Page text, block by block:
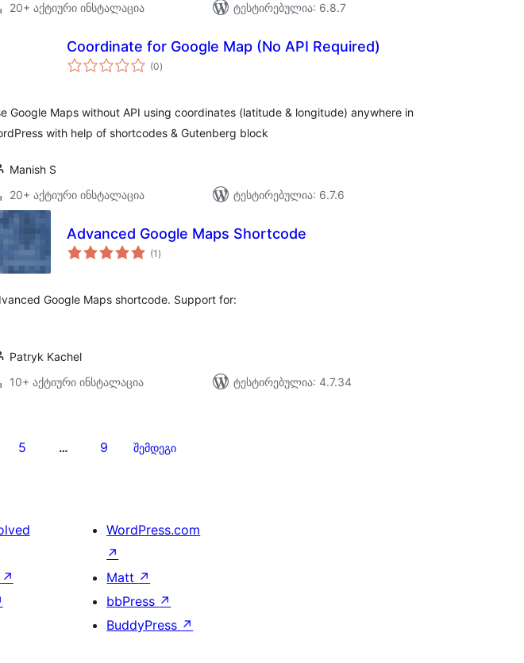
20+ აქტიური ინსტალაცია
ტესტირებულია: 6.8.7
Coordinate for Google Map (No API Required)
(0საერთო
რეიტინგი
)
Google Maps without API using coordinates (latitude & longitude) anywhere in
with help of shortcodes & Gutenberg block
Manish S
20+ აქტიური ინსტალაცია
ტესტირებულია: 6.7.6
Advanced Google Maps Shortcode
(1 საერთო
რეიტინგი
)
Google Maps shortcode. Support for:
Patryk Kachel
10+ აქტიური ინსტალაცია
ტესტირებულია: 4.7.34
5 … 9 შემდეგი
↗
WordPress.com
↗
Matt ↗
bbPress ↗
BuddyPress ↗